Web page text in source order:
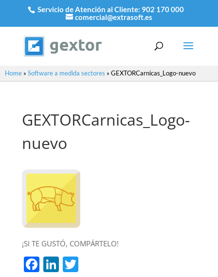
Servicio de Atención al Cliente: 902 170 000
comercial@extrasoft.es
Home » Software a medida sectores » GEXTORCarnicas_Logo-nuevo
GEXTORCarnicas_Logo-
nuevo
¡SI TE GUSTÓ, COMPÁRTELO!
Facebook
LinkedIn
Twitter